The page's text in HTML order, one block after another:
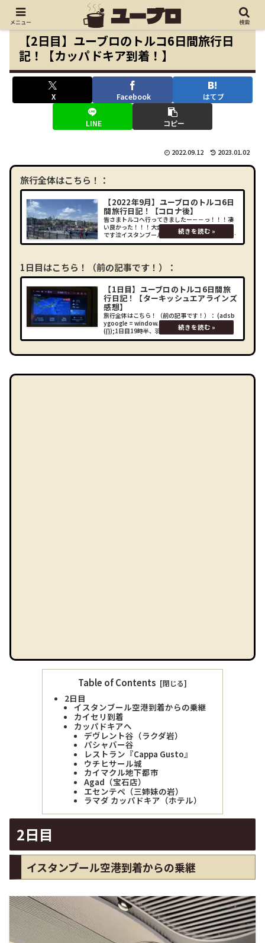
【2日目】ユーブロのトルコ6日間旅行日
記！【カッパドキア到着！】
X Facebook はてブ
LINE コピー
2022.09.12 2023.01.02
旅行全体はこちら！：
【2022年9月】ユーブロのトルコ6日
間旅行日記！【コロナ後】
皆さまトルコへ行ってきましたー－－っ！！！凄
い良かった！！！大金を積んだ甲斐があったもの
です泣イスタンブールやカッパドキア、トルコ6日
間の旅行を楽しんできましたので、是非ブログに
1日目はこちら！（前の記事です！）：
【1日目】ユーブロのトルコ6日間旅
行日記！【ターキッシュエアラインズ
感想】
旅行全体はこちら！（前の記事です！）： (adsb
ygoogle = window.adsbygoogle || []).push
({});1日目19時半、羽田空港到着。今回は20人く
らいでのツアー。意外とこのコロナ禍の中で、20
Table of Contents
2日目
イスタンブール空港到着からの乗継
カイセリ到着
カッパドキアへ
デヴレント谷（ラクダ岩）
パシャバー谷
レストラン『Cappa Gusto』
ウチヒサール城
カイマクル地下都市
Agad（宝石店）
エセンテペ（三姉妹の岩）
ラマダ カッパドキア（ホテル）
2日目
イスタンブール空港到着からの乗継
メニュー 検索